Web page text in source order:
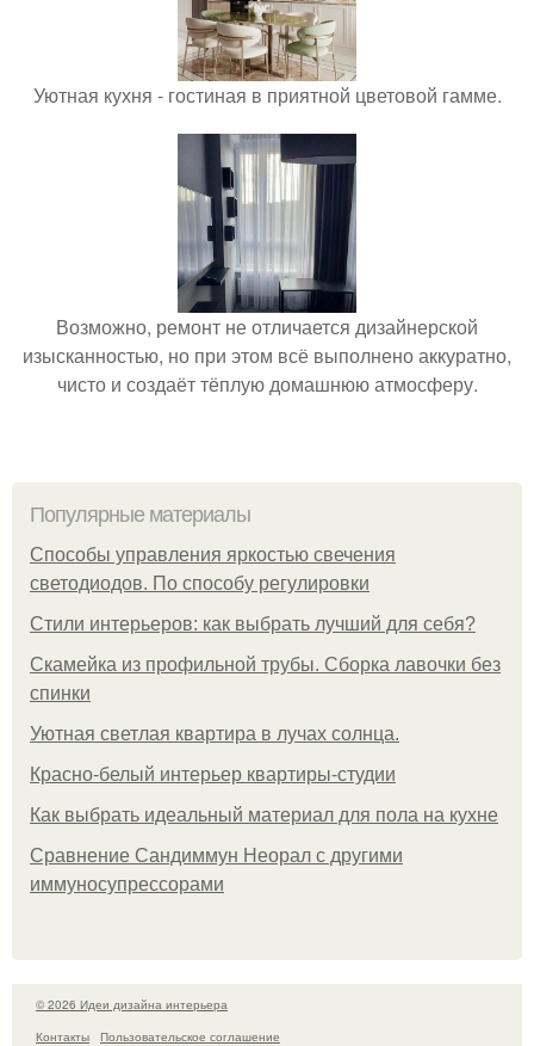
Уютная кухня - гостиная в приятной цветовой гамме.
Возможно, ремонт не отличается дизайнерской
изысканностью, но при этом всё выполнено аккуратно,
чисто и создаёт тёплую домашнюю атмосферу.
Популярные материалы
Способы управления яркостью свечения
светодиодов. По способу регулировки
Стили интерьеров: как выбрать лучший для себя?
Скамейка из профильной трубы. Сборка лавочки без
спинки
Уютная светлая квартира в лучах солнца.
Красно-белый интерьер квартиры-студии
Как выбрать идеальный материал для пола на кухне
Сравнение Сандиммун Неорал с другими
иммуносупрессорами
© 2026 Идеи дизайна интерьера
Контакты
Пользовательское соглашение